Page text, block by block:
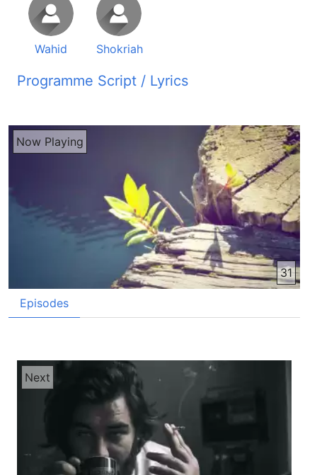
Wahid Shokriah
Programme Script / Lyrics
رادیو صدای زندگی شنمدگان عزیز سلام شما آواز ما را از رادیو صدای زندگی می شنوید که هر صبح روی موج کوتاه 49 متر بند پخش می گردد آرامش و خوشی در مسیح ای تمامی زحمت کشان و گرانباران نزد من بیایید و من به شما آرامی خواهم داد یوغه مرا بر خود گیرید و از من تعلیم یابید زیرا من نرم دل و فروتن هستم و جانهای شما آرامی خواهد یافت زیرا یوغه من خفیف و بار من سبک هست سلام شنوینده های عزیز امیدوار هستیم که جور و سلامت باشین و خدا را شکر میکنیم که باز هم با گذشت یک افته امروز در خدمت شما هستیم تا باشد کلام خدا را آنچه که برما بیان کرده و میگه با شما عزیزان شریک بسازیم شنونده های عزیز من هم سلام تقدیمتان میکنم امیدوار هستم در هر جایی که هستین در هر گوشه و کنار این دنیا خاکی هستین در سلامتی خداون باشین شما را باز هم با برنامه خود خوش آمدید میکنیم واقعا شکرا جان چقدر مهم هست در این ایام سردی و رسیدن سال نو در کشور ما که همه قسم طبیعت دنیا، طبیعت کشور ما آب آوایش تغییر میکنه چقدر جای خوشی خواد بود که در این سال نو هجری شمسی که می آیا و در پیش روی هست عزیزای ما خوش آل شووند عزیزای هموطن ما خوهرا و برادر های ما خواستند خواستند به خانما و دختر خانما عزیز که مکتبای برویشان باز شد و انتونا برویشان باز شد واقعا کار بروشان داده شد امیدوار هستیم، امیدوار هستیم ایمان داریم، امید داریم که خداون یک روز شب تاریک میکزرانه یک روز روشند آمده نیست در کشور عزیز ما واقعا که در این آمدن سال نو هم آیا اجازت داره خانما دخترها مردم به بیرون برند به گشت گذار سال نو برند یا نداره این رو خداون میفهمه اما بازم ما دعا میکنیم در امید هستیم آمین موسیقی موسیقی موسیقی موسیقی موسیقی موسیقی موسیقی موسیقی موسیقی موسیقی موسیقی موسیقی پس شنویده های عزیز درس هفته گذاشته را چه خوب یک درس بود که ما را دو حالت را نشان میده بله حالت زندگی کوهنه ما و زندگی جدید ما در عیسای مسیح آمین یعنی پوشیدن لباس کوهنه و رحا کردنش و پوشیدن لباس نو و زندگی کردن درش بله خوب شنویده های عزیز ما هم به مو سلسله درس های که در عهد خدا یا پوشیدن لباس نو هستیم امروز بازم وقت ما در عیسای مسیح هستیم که هستیم بله شتو زندگی کنیم بفهمیم شرط و شرایط زندگی شما عزیزایی که فیلن چقدر در آه و ناله هستید خاص و تن خانمای عزیز خوهرای عزیز بله واقعا زن چقدر کوبیده شده چقدر تحقیر شده مگر زن یک حیوان نیست بله بلکه زن هم خدا فریده و خدا او را دوست داره و به اون خاطر ما در هر درس های خود شما را تشویق میکنیم که ناومد نباشید اومدوار باشید دل شاد داشته باشید اگر چهره ظاهری تانه خدمات بیرونی تانه تحصیل و مکتب و تعلیم تانه عزیز دادین اومد اصلی را که در عیسای مسیح هستند بله واقعا وایی جان که گفتیز زن چقدر میکو بنام و شنانده عزیز یک چیز باید باشه که ارزش زن بالاتر است ای را فراموش نکنید شنانده عزیز امروز میخواییم که زندگی ما در عیسا کی هست چرا ما و شکرا جان و مانند ما و دگر افغان ها امروز به عیسای مسیح ما راوردن هزار ها هزار خانواده ها در تمام دنیا بله به درس امروز گوش بدیم و از کلام خدا بشنیم قسمت به قسمت از کتاب کولسیان فصل سیوم از آیات اول الا هبته که برما درس مهم راجع به عهد که خدا با ما بسته میکنه و بسته کرد و عهد که قول و قرار که ما و شما امروز با خدا میدیم بله چی است چطوری را در زندگی خود داشته باشیم شکر جان بله کتاب کولسیان فصل سی آیه اولا میخانم مگه مگر شما با مسیح زنده نشده اید پس در این صورت به چیزهای آسمانی جایی که مسیح در آن جا در دست راست خدا نشسته از دل ببنده اید آمین سوالش ای است که میگه مگر شما با مسیح زنده نشده اید یعنی دوستهای ازیز ما در یک حلاکت در یک جهانام در یک لجنزار زندگی داشتیم بله پار از بدیه ها بود که در هفته قبل خاندیم که جهالت زندگی کونه ما که قبلن داشتیم چی بود مثلا افکار تیره و تاریک ما مثلا زبان زشت ما قلب های نابخشش ما زندگی گناگون ما کسلا نمی دانیستیم آیا ما زندگی درست داریم یا نداریم بسیار چیزا بود که ما نمی فهمیدیم ما در اون زندگی میکردیم و همچنان دل سخت ما گفتیم که اگر دل ما سخت شوه در مقابل خدا دل سخت پیدا میکنیم در مقابل دیگرها دل سخت پیدا میکنیم وقت دل ما تاریک و سخت شوه خشم به وجود میا گفتیم خشمگین شدن هم گفتیم گناه است و وقت دل ما خشمگین میشه افکار ما هم تاریک میشه یعنی دل های ناپاک پیدا میکنیم و این دل های ناپاک ما را وادار میسازه که ما هر عمل را که بیبینیم اون را بسیارت و عملی بسازیم امروز کلام خدا از ما و شما در این لحظه از هر کدام ما سوال میکنیم مگر شما با مسی زنده نشدید اگر میخوایی که با مسی زنده شوی دل شاد پیدا کنی امید نو پیدا کنی ذهن نو پیدا کنی پس بیا و زنده شو ورنه موردی و تنها جسم تو زنده است در ادامه بعدی بعد سوال میگه با چیزهای آسمانی جایی که مسی در دست راست خدا نشست است دل ببندید یعنی دوست های عزیز ما با چیزهای آسمانی فکر کنیم این دنیا و این زندگی همه گیش درگزر است این نشان میده کلام خدا است دنیا هیچ است شما با آسمان تشم بدوزین بله آیه دوم میگه دوم میگه در باره آنچه که در آلم بالاز بینده شد بازم ما را تشویق میکنه درست است که ما بروی زمین زندگی داریم اما اگر در این زندگی شما رای حقیقت و روشنائی مسی را که امی لحظه مشنوین نفامین واقعا با چیزهای دنیایی فکر میکنین بیاین که قدم بانیم بیاین که قدم برداریم جستو جو کننده شویم و به طرف خدا و به طرف آسمانش بله فکر کنیم در آلم بالا چیزا بر ما آماده شد چیزا در انتظار ماست بله میگن نه با آنچه که بروی زمین است درست است که زندگی خوب است خانواده خوب است خوهر و برادر دوست همسایه در شادی و خوشی مگر اینا معقدی هستن اینا یک روز زندگی ما از بین میریم عمر ما به سر میرسد تایست اون میگه زیرا شما مردید و زندگی شما اکنون با مسیح در خدا پنهان است ما وقت به عیسای مسیح ایمان میاریم دگه زندگی که فلاکتبار خدا دفن میکنیم بله و زندگی اکنون ما به مسیح باشه به مسیح محبتی که اون نسبت به ما داشت جان فدایی که اون به ما داشت مثل ما و تو شد تا که ما و تو را نجات بده میگه زندگی شما در پیش از اون پنهان است بله یعنی چیزی که امروز ما و تو در این عهد خدا قول میدیم و اون یک روز باز میشه بله آیه چارم شکره جان چی میگه پس عزیزان ما را تشویق میکنه که وقت ایسا ظهور کنه بالای عبرها بیایی حضورش پر جلال است بله و در اون روز شما شکوه و جلال از اون را خواهدیدین و این روز باید خواهد آوردین که به گوش ما صدای خدا رسیده بود آیه پنجم بازم لیست از طبیعت کنه ما را به ما یاد آوری میده بله اینجا یک لیست میده آیه ششم میگه مردم سرکش که در این گونه کارهای خراب و بد در این لیست یعنی زنا ناباکی حوی حوص و شهوت و تمه که یک نوع بودپرستیست در خود دارن باید از نابود کنن اگر نابود نمیکنن به سبب این اعمالشان مردم سرکش گرفتار گرفتار غذاب خدا می شوند واقعا غذاب خدا بسیار سخت است اگر ما قسمی که گفتیم که همه چیزو ما دفن کنیم و از بین ببریم نباید که ما شامل غذاب خداوند شویم بله و از امروز شنویدهای عزیز که شاید در کشور ما در همسایگی ما در جامعه ما بسیار چیزا از روی ظاهری برداشته شده باشن بله اما با فکرهای ما هم بازنا می کنیم بسیار چیزا از که شاید در پنهانی بنجام برسن و این لیستا در زندگی ما باشن از قسم که حالا می بینیم چقدر چیزا به ظاهری پوشانیده شده که ظاهری را نشان می تن اگر شما در پشت پرده بینید یا چقدر چیزا در جریان هست ادامه دارن گناهشان را نشان میتن در پنهانی انجام میتن بمون خاطر میگه خشم و غذاب خدا زیادتر میشه ما حالا شما را به گذشته نمی بریم هر کدام شما شنوینده بخود فکر کنین که شامل این لست پنجم و ششم اتا تا هشتم لست را که برما داده در کدامش قرار داریم میگه اکنون شما همچنین خشم و غیز و بدخواهی را از دلهایتان و تهمت و حرف های زشت را از لبهای خود به طور کلی دور کنید نه به طور یک لحظه یک دقیقه یا یک دروغ مسلحتامه که بگوین اینجا نیاز بود اینجا ضرورت بود که ما باید از دروغ میگفتیم بسیار کسی هستند که این چیزا میگن خیلی خیلی از خاطر ازی که اون نجات بیافه ما دروغ گفتیم اما خدا میگه نه تو کی هستی که تو اون را از خرابی نجات میده بله میگه تو پیش ما تو هستی و اون پیش ما خود از اموه هست هر کدام ما پیش خدا خود ما جوابگو هستیم و اگر حقیقتا شما میگین خوب و اگر حقیقتا نمیگین خاموش باشین شاید سوال شنادای ما باشه که چرا بخاطر دیگرها ما دروغ میگیم کاملا ما یعنی وادار نسازیم یکی را تحکید زیادتر نکنیم که وادار بسازیم که دروغ بگوین اگر بخاطر یک نفر بخاطر یک کار بخاطر یک منفعت خود که از زسن را ما دروغ میگیم از خود چی کنین؟ دور سازید آیه ده هم و زندگی را بسورت انسان تازه شروع کنین پس بین یونانی و یهودی مختون و نامختون با تمدن و وحشی غلام و آزاد فرق وجود ندارد بلکه مسیح همه چیز است و در همه اما میباشد کلام خدا اینجا ایچ نوه تبعیزه در بین قاهل نیست چنونده مسیح تو اهل شویه استی تو پشتون استی تو اهل سونیستی تو اهل هنفیستی تو اهل ازیستی تو اهل ازوستی از کدام ولایت استی از کدام قوم و نجات استی خدا اینجا به ما و تو صدا میزنه خوهر برادر همگیتان در مسیح یکی استین همه چیز در ایسای مسیح است نه در این قوم ها و نجات ها استلاح داریم که شما جل خود از او بکشین خودتان با آب کلام خدا بشوین اگر خودتان محب است مسیح زندگی نوه شروع کنین تا آن شباحت که خدا شما را خلق کرده و فیلن نمیفهمین این شباحت شما این زندگی شما خدا را خوشنود بسازن و ما با این فکر کنیم خوهر برادر که چرا زنده استیم میفهمین میگه همه چیز در ایسای مسیح است مسیح همه چیز ماست پس آیه دوازده هم تا به عبده هم میگه پس شما که برگوزیدگار مقدس و محبوب خدا هستید خود را به دلسوزی مهربانی فروتنی ملائمت و بردباری ملبس سازید متحمل یکی دیگر شوید اگر از دیگران شکوا و شکایت دارید یکی دیگر را عفا کنید و چنان که خداون شما را بخشید است شما نیز یکی دیگر را بخشید همون درس هفته قبلی به یاد آمد بازم لست لباس کنه ما را به ما نشان داد که در تند داشتیم اینجا لست لباس نوی دریسای مسیح به ما لست میده که چطور یک انسان زندگی کنه پس میگه دلسوز باشین با فروتنی با ملائمت بردباری اگر این لباس هم ملبز در زندگی و زبان چشم شما باشد و زندگی روزمرا داشته باشین اگر از دیگر را شکوا و شکایت دارین میفهمم که امروز شکوا و شکایت خانما بسیار زیاد است بخاطر که همه چیز ازشان گرفته و دنیا فیلی اتا اگر دلسوزی داره یا ندارن ما امروز در اصل ببینیم که دلسوز واقعی ما کی است آیا کشورها بداد هر کدام شما پاسخ میده تنها خالقی که در آسمان است او بره هر کدام شما جواب میده او شما را تسلیم میده پس به اون خاطر میگه شما ببخشین ببخشیم اشان ببینیم که خدا در برما پاس میده ما ببخشیم اشان در حضور خدا سکوت کنیم دعا کنیم از خداون بطلبیم که قدرت در دستان از او است آمین در آیه 14 هم میگه به همه اینها محبت را اضافه کنید زیرا محبت همه چیز را به هم میپیونده و تکمیل میکند چون که ایسای مسیح خدای محبت است بله و شما را دوست داره این محبت همه چیز را با یکی با دگه گری میده دلسوزی مهربانی ملائمت همه چیز را در شما گری میده یا پیوند میکنه آیه 15 هم چی میگه شکره جان سلامتی که مسیح به شما میبخشد خوازی وجدان شما باشد چون خدا شما را به انوان اعضای یک بدن به این سلامتی فراخونده است و سپاسگزار باشه اجازه بدهید که پیام مسیح با تمام سروعتمندیش سر تا سر وجود شما را فرا گیرد یکی دگر را با نهایت خرطمندی تعلیم و پند دهید و با سپاسگزاری در دلهای خواد مزامید و صورتهای ستایشی و روحانی برای خدا بخواند هرچی میکنه چی گفتار چی کردار همه را به نام عیسا خداوند انجام دهید و در عین حال خدای پدر را دائمان سپاسگوید آمین عیسای مسیح است که سلامتی را به شما میبخشه هیچ مکتب سلامتی را به شما بخشیدن نمیتونه و این سلامتی مثل قاضی در درون شما باید است آن روح القصه که شما وقتی به عیسا ایما
Now Playing
31
Episodes
Next